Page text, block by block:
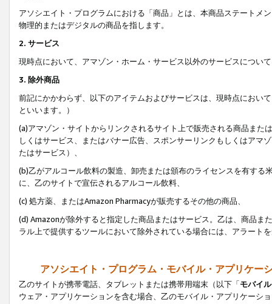
アソシエイト・プログラムにおける「商品」とは、本商品ステートメ
物理的またはデジタルの商品を指します。
2. サービス
現時点において、アマゾン・ホーム・サービス以外のサービスについ
3. 除外商品
前記にかかわらず、以下のアイテムおよびサービスは、現時点におい
といいます。）
(a)アマゾン・サイトからリンクされるサイト上で販売される商品ま
しくはサービス、またはバナー広告、スポンサーリンクもしくはアマ
たはサービス）、
(b)乙がアルコール飲料の製造、卸売または頒布のライセンスを有す
に、乙のサイトで宣伝されるアルコール飲料、
(c) 処方薬、またはAmazon Pharmacyが販売するその他の商品、
(d) Amazonが除外すると指定した商品またはサービス。乙は、商品ま
ラル上で提供するツールにおいて除外されている場合には、アラート
アソシエイト・プログラム・モバイル・アプリケー
乙のサイトが携帯電話、タブレットまたは携帯用端末（以下「モバイ
ウェア・アプリケーションを含む場合、乙のモバイル・アプリケーシ